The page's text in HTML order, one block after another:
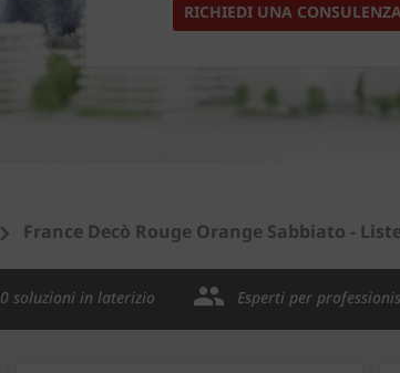
RICHIEDI UNA
France Decò Rouge Orange Sabbiato -
soluzioni in laterizio Esperti per